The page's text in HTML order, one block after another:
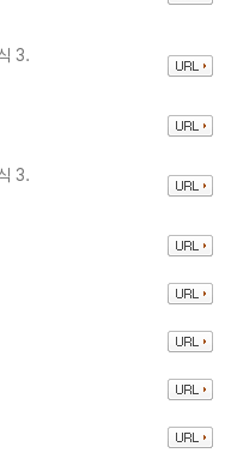
3.
3.